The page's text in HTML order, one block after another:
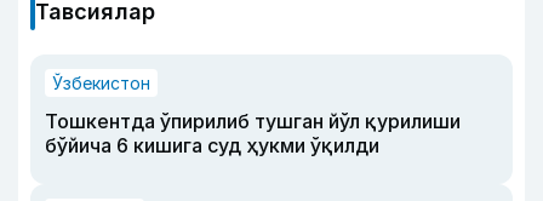
Тавсиялар
Ўзбекистон
Тошкентда ўпирилиб тушган йўл қурилиши
бўйича 6 кишига суд ҳукми ўқилди